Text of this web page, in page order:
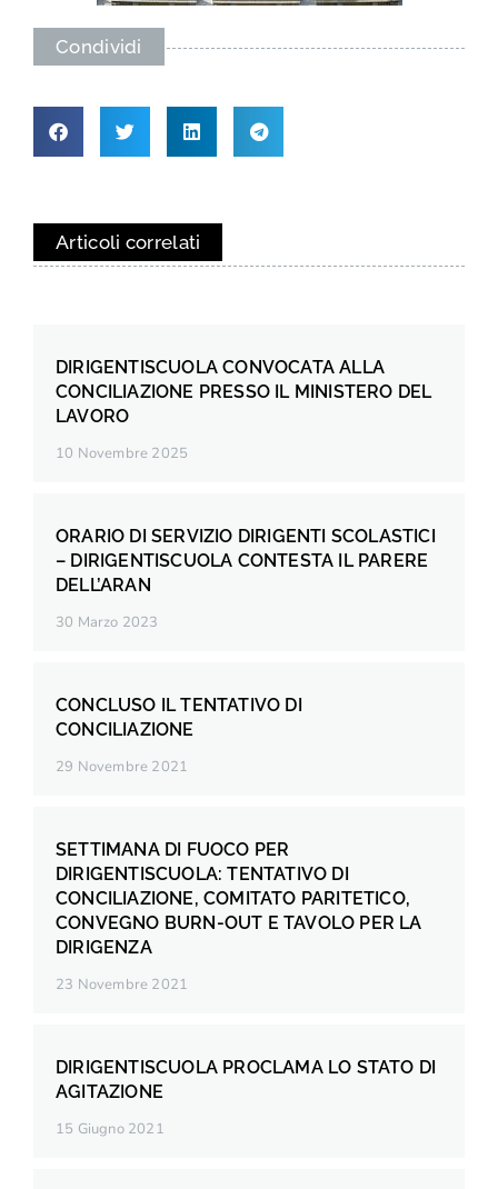
Condividi
Articoli correlati
DIRIGENTISCUOLA CONVOCATA ALLA
CONCILIAZIONE PRESSO IL MINISTERO DEL
LAVORO
10 Novembre 2025
ORARIO DI SERVIZIO DIRIGENTI SCOLASTICI
– DIRIGENTISCUOLA CONTESTA IL PARERE
DELL’ARAN
30 Marzo 2023
CONCLUSO IL TENTATIVO DI
CONCILIAZIONE
29 Novembre 2021
SETTIMANA DI FUOCO PER
DIRIGENTISCUOLA: TENTATIVO DI
CONCILIAZIONE, COMITATO PARITETICO,
CONVEGNO BURN-OUT E TAVOLO PER LA
DIRIGENZA
23 Novembre 2021
DIRIGENTISCUOLA PROCLAMA LO STATO DI
AGITAZIONE
15 Giugno 2021